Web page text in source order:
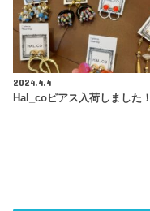
2024.4.4
Hal_coピアス入荷しました！